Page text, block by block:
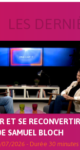
LES
ET SE
SAMUEL BLOCH
07/2026 - Durée30 minutes